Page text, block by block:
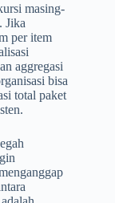
masing-
Jika
per item
aggregasi
bisa
total paket